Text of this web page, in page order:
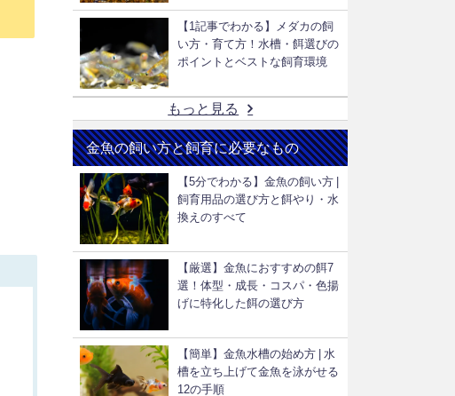
【1記事でわかる】メダカの飼
い方・育て方！水槽・餌選びの
ポイントとベストな飼育環境
もっと見る
金魚の飼い方と飼育に必要なもの
【5分でわかる】金魚の飼い方 |
飼育用品の選び方と餌やり・水
換えのすべて
【厳選】金魚におすすめの餌7
選！体型・成長・コスパ・色揚
げに特化した餌の選び方
【簡単】金魚水槽の始め方 | 水
槽を立ち上げて金魚を泳がせる
12の手順